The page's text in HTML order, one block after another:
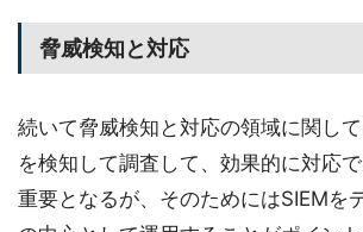
脅威検知と対応
続いて脅威検知と対応の領域に関し
を検知して調査して、効果的に対応
重要となるが、そのためにはSIEMを